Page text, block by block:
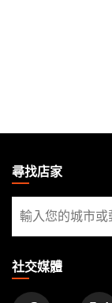
THE
GATHERING
FOOTER
尋找店家
尋
找
家
社交媒體